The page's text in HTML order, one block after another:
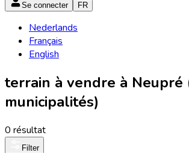
Se connecter FR
Nederlands
Français
English
terrain à vendre à Neupré
municipalités)
0 résultat
Filter